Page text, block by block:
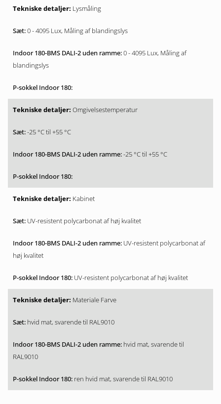
Lysmåling
0 - 4095 Lux, Måling af blandingslys
0 - 4095 Lux, Måling af
blandingslys
Omgivelsestemperatur
-25 °C til +55 °C
-25 °C til +55 °C
Kabinet
UV-resistent polycarbonat af høj kvalitet
UV-resistent polycarbonat af
høj kvalitet
UV-resistent polycarbonat af høj kvalitet
Materiale Farve
hvid mat, svarende til RAL9010
hvid mat, svarende til
RAL9010
ren hvid mat, svarende til RAL9010